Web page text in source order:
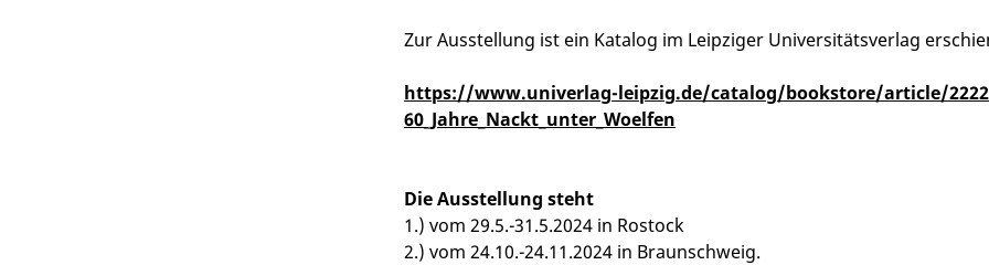
Zur Ausstellung ist ein Katalog im Leipziger Universitätsverlag
https://www.univerlag-leipzig.de/catalog/bookstore/article/
60_Jahre_Nackt_unter_Woelfen
Die Ausstellung steht
1.) vom 29.5.-31.5.2024 in Rostock
2.) vom 24.10.-24.11.2024 in Braunschweig.